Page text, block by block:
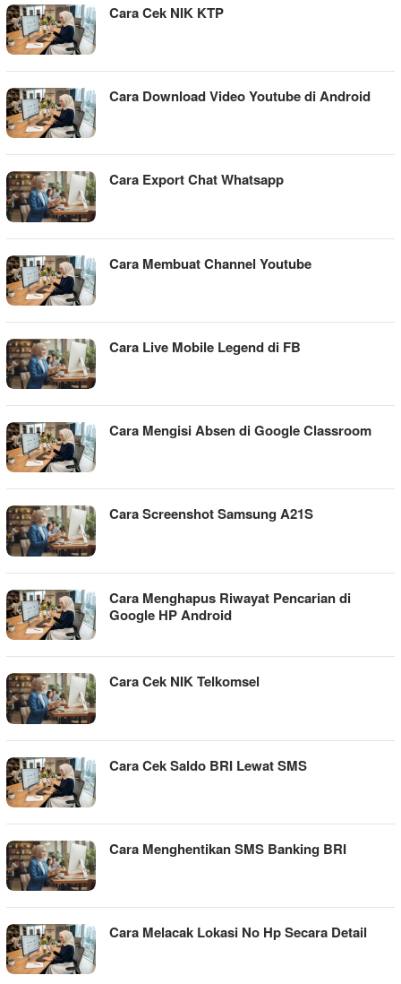
Cara Cek NIK KTP
Cara Download Video Youtube di Android
Cara Export Chat Whatsapp
Cara Membuat Channel Youtube
Cara Live Mobile Legend di FB
Cara Mengisi Absen di Google Classroom
Cara Screenshot Samsung A21S
Cara Menghapus Riwayat Pencarian di
Google HP Android
Cara Cek NIK Telkomsel
Cara Cek Saldo BRI Lewat SMS
Cara Menghentikan SMS Banking BRI
Cara Melacak Lokasi No Hp Secara Detail